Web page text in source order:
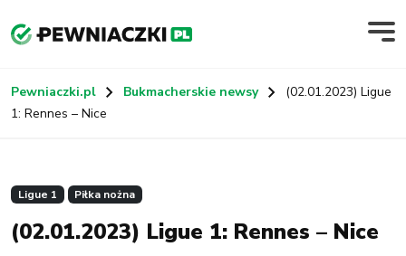
Pewniaczki.pl Bukmacherskie newsy
(02.01.2023) Ligue
1: Rennes – Nice
Ligue 1 Piłka nożna
(02.01.2023) Ligue 1: Rennes – Nice